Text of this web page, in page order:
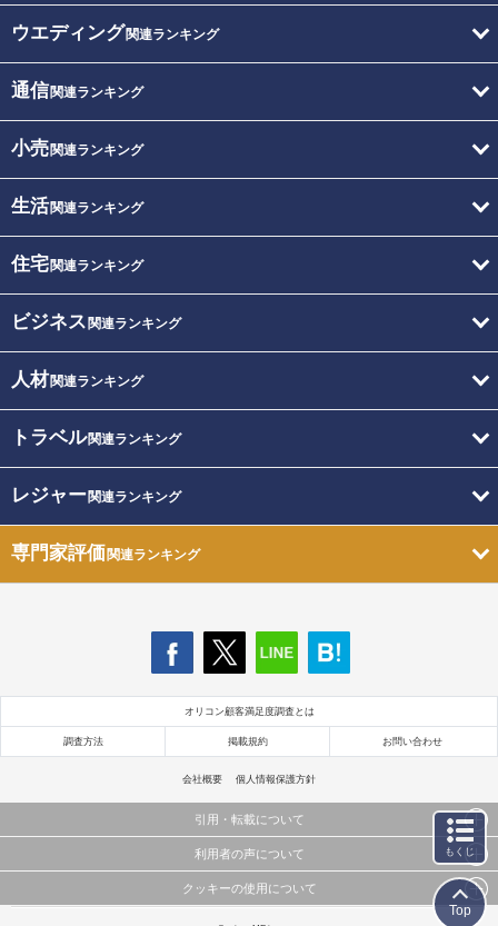
ウエディング関連ランキング
通信関連ランキング
小売関連ランキング
生活関連ランキング
住宅関連ランキング
ビジネス 関連ランキング
人材関連ランキング
トラベル関連ランキング
レジャー関連ランキング
専門家評価関連ランキング
オリコン顧客満足度調査とは
調査方法 掲載規約 お問い合わせ
会社概要 個人情報保護方針
引用・転載について
当サイトで公開されている情報（文字、写真、イラスト、画像データ等）及びこれらの配置・
これらの情報を権利者の許可なく無断転載・複製などの二次利用を行うことは固く禁じており
利用者の声について
当サイトに掲載している内容はすべてサービスの利用者が提出された見解・感想です。
クッキーの使用について
もくじ
Top